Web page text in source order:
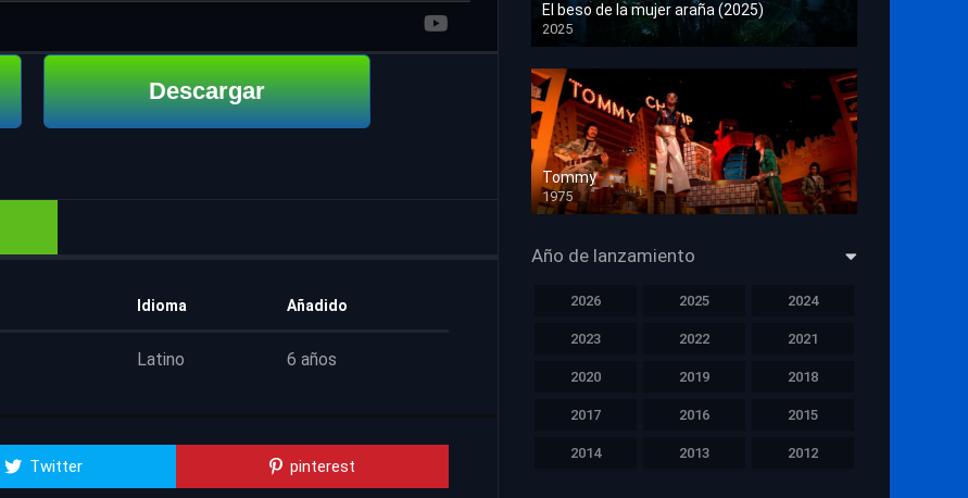
Descargar
Idioma Añadido
Latino 6 años
Twitter pinterest
El beso de la mujer araña (2025)
2025
HD 1080p
Tommy
1975
HD 1080p
Año de lanzamiento
2026 2025 2024
2023 2022 2021
2020 2019 2018
2017 2016 2015
2014 2013 2012